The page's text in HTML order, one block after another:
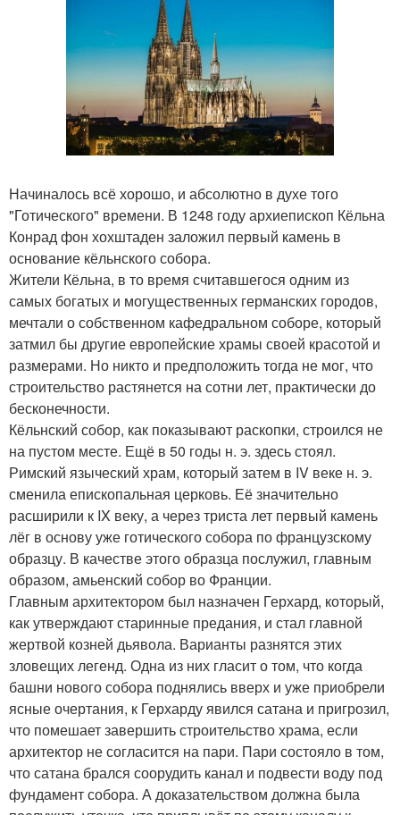
Начиналось всё хорошо, и абсолютно в духе того
"Готического" времени. В 1248 году архиепископ Кёльна
Конрад фон хохштаден заложил первый камень в
основание кёльнского собора.
Жители Кёльна, в то время считавшегося одним из
самых богатых и могущественных германских городов,
мечтали о собственном кафедральном соборе, который
затмил бы другие европейские храмы своей красотой и
размерами. Но никто и предположить тогда не мог, что
строительство растянется на сотни лет, практически до
бесконечности.
Кёльнский собор, как показывают раскопки, строился не
на пустом месте. Ещё в 50 годы н. э. здесь стоял.
Римский языческий храм, который затем в IV веке н. э.
сменила епископальная церковь. Её значительно
расширили к IX веку, а через триста лет первый камень
лёг в основу уже готического собора по французскому
образцу. В качестве этого образца послужил, главным
образом, амьенский собор во Франции.
Главным архитектором был назначен Герхард, который,
как утверждают старинные предания, и стал главной
жертвой козней дьявола. Варианты разнятся этих
зловещих легенд. Одна из них гласит о том, что когда
башни нового собора поднялись вверх и уже приобрели
ясные очертания, к Герхарду явился сатана и пригрозил,
что помешает завершить строительство храма, если
архитектор не согласится на пари. Пари состояло в том,
что сатана брался соорудить канал и подвести воду под
фундамент собора. А доказательством должна была